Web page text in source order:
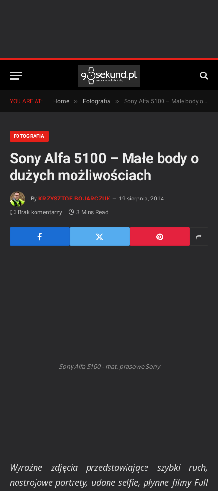
YOU ARE AT: Home » Fotografia » Sony Alfa 5100 – Małe body o dużych możliwościach
FOTOGRAFIA
Sony Alfa 5100 – Małe body o
dużych możliwościach
By KRZYSZTOF BOJARCZUK
19 sierpnia, 2014
Brak komentarzy
3 Mins Read
Sony Alfa 5100 - mat. prasowe Sony
Wyraźne zdjęcia przedstawiające szybki ruch,
nastrojowe portrety, udane selfie, płynne filmy Full